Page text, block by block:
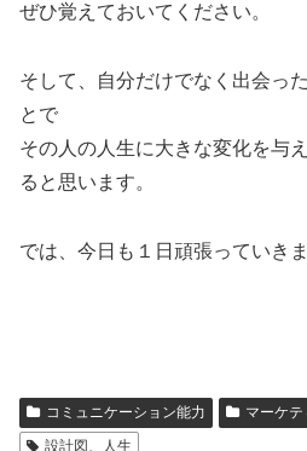
ぜひ覚えておいてください。
そして、自分だけでなく出会っ
とで
その人の人生に大きな変化を与
ると思います。
では、今日も１日頑張っていきま
コミュニケーション能力
マーケテ
設計図、人生